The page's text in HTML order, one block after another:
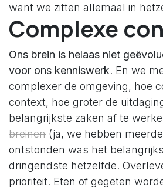
want we zitten allemaal in
Complexe
Ons brein is helaas niet
voor ons kenniswerk. En we
complexer de omgeving, hoe
context, hoe groter de
belangrijkste zaken af te
breinen (ja, we hebben
ontstonden was het
dringendste hetzelfde.
prioriteit. Eten of gegeten